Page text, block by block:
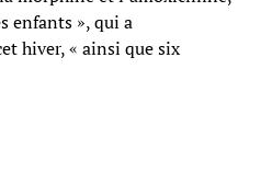
enfants », qui a
hiver, « ainsi que six